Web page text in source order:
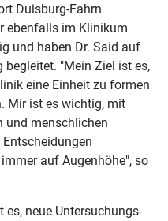
Duisburg-Fahrn
ebenfalls im Klinikum
und haben Dr. Said auf
begleitet. "Mein Ziel ist es,
eine Einheit zu formen
Mir ist es wichtig, mit
und menschlichen
auf Augenhöhe", so
es, neue Untersuchungs-